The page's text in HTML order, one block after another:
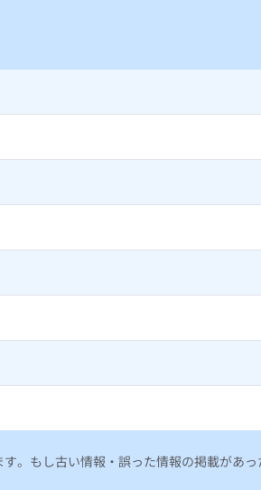
。もし古い情報・誤った情報の掲載があ